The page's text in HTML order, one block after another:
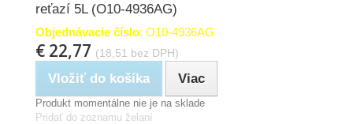
reťazí 5L (O10-4936AG)
Objednávacie číslo: O10-4936AG
€ 22,77 (18,51 bez DPH)
Vložiť do košíka Viac
Produkt momentálne nie je na sklade
Pridať do zoznamu želaní